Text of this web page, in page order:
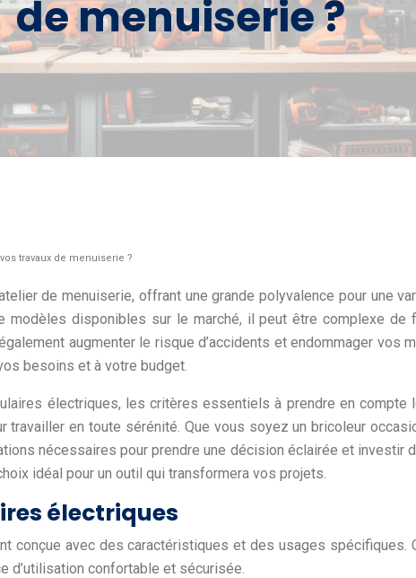
de menuiserie ?
travaux de menuiserie ?
de menuiserie, offrant une grande polyvalence pour une
disponibles sur le marché, il peut être complexe de
augmenter le risque d’accidents et endommager vos
besoins et à votre budget.
électriques, les critères essentiels à prendre en compte
en toute sérénité. Que vous soyez un bricoleur
nécessaires pour prendre une décision éclairée et
idéal pour un outil qui transformera vos projets.
électriques
conçue avec des caractéristiques et des usages spécifiques.
d’utilisation confortable et sécurisée.